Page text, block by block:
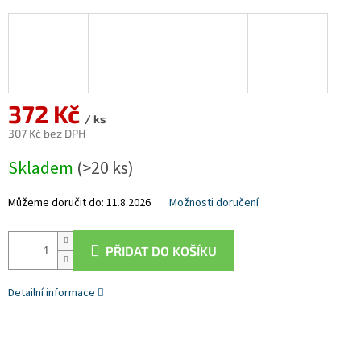
372 Kč / ks
307 Kč bez DPH
cena:
Skladem (>20 ks)
Můžeme doručit do: 11.8.2026 Možnosti doručení
PŘIDAT DO KOŠÍKU
Detailní informace